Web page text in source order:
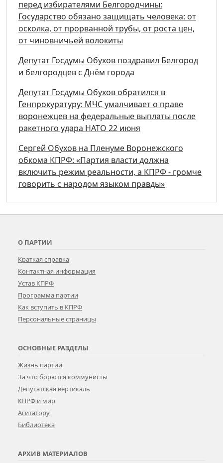
перед избирателями Белгородчины:
Государство обязано защищать человека: от
осколка, от прорванной трубы, от роста цен,
от чиновничьей волокиты
Депутат Госдумы Обухов поздравил Белгород
и белгородцев с Днём города
Депутат Госдумы Обухов обратился в
Генпрокуратуру: МЧС умалчивает о праве
воронежцев на федеральные выплаты после
ракетного удара НАТО 22 июня
Сергей Обухов на Пленуме Воронежского
обкома КПРФ: «Партия власти должна
включить режим реальности, а КПРФ - громче
говорить с народом языком правды»
О ПАРТИИ
Краткая справка
Контактная информация
Устав КПРФ
Программа партии
Как вступить в КПРФ
Персональные страницы
ОСНОВНЫЕ РАЗДЕЛЫ
Жизнь партии
За что борются коммунисты
Депутатская вертикаль
КПРФ и мир
Агитатору
Библиотека
АРХИВ МАТЕРИАЛОВ